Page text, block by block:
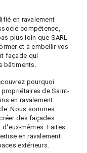
en ravalement
compétence,
plus loin que SARL
et à embellir vos
façade qui
bâtiments.
pourquoi
propriétaires de Saint-
en ravalement
Nous sommes
des façades
mêmes. Faites
en ravalement
extérieurs.